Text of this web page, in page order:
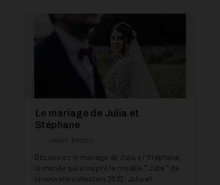
Le mariage de Julia et
Stéphane
Découvrez le mariage de Julia et Stéphane,
la mariée qui a inspiré le modèle " Julia " de
la nouvelle collection 2022. Julia et